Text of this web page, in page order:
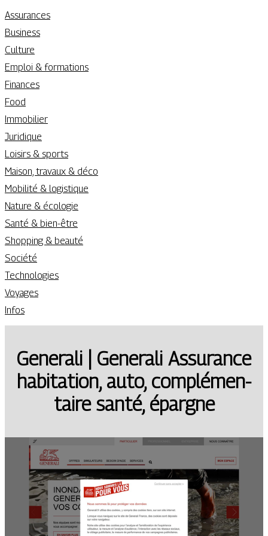
Assurances
Business
Culture
Emploi & formations
Finances
Food
Immobilier
Juridique
Loisirs & sports
Maison, travaux & déco
Mobilité & logistique
Nature & écologie
Santé & bien-être
Shopping & beauté
Société
Technologies
Voyages
Infos
Generali | Generali Assurance
habitation, auto, complémen­
tai­re santé, épargne